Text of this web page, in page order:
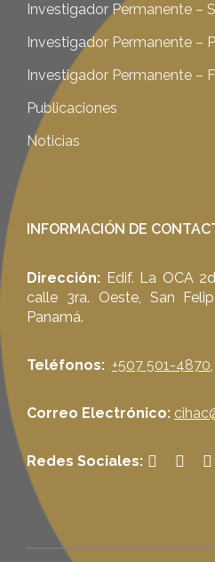
Investigador Permanente –
Investigador Permanente –
Investigador Permanente –
Publicaciones
Noticias
INFORMACIÓN DE
Dirección:Edif. La OCA
calle 3ra. Oeste, San
Panamá.
Teléfonos: +507 501-4870,
Correo Electrónico:
Redes Sociales: